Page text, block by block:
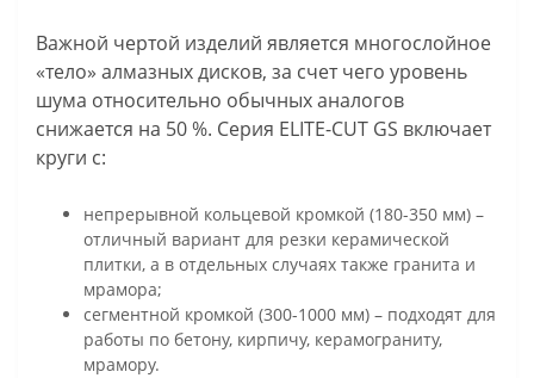
Важной чертой изделий является многослойное
«тело» алмазных дисков, за счет чего уровень
шума относительно обычных аналогов
снижается на 50 %. Серия ELITE-CUT GS включает
круги с:
непрерывной кольцевой кромкой (180-350 мм) –
отличный вариант для резки керамической
плитки, а в отдельных случаях также гранита и
мрамора;
сегментной кромкой (300-1000 мм) – подходят для
работы по бетону, кирпичу, керамограниту,
мрамору.